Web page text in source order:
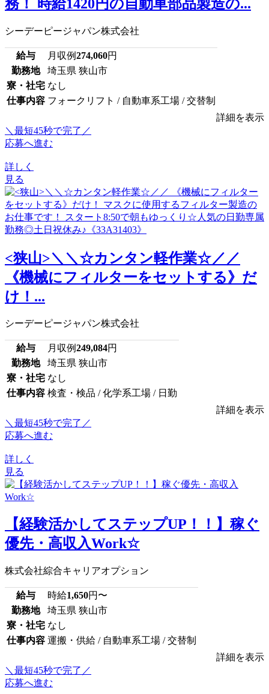
務！ 時給1420円の自動車部品製造の...
シーデーピージャパン株式会社
給与 月収例274,060円
勤務地
埼玉県 狭山市
寮・社宅 なし
仕事内容 フォークリフト / 自動車系工場 / 交替制
詳細を表示
＼最短45秒で完了／
応募へ進む
詳しく
見る
<狭山>＼＼☆カンタン軽作業☆／／
《機械にフィルターをセットする》だ
け！...
シーデーピージャパン株式会社
給与 月収例249,084円
勤務地
埼玉県 狭山市
寮・社宅 なし
仕事内容 検査・検品 / 化学系工場 / 日勤
詳細を表示
＼最短45秒で完了／
応募へ進む
詳しく
見る
【経験活かしてステップUP！！】稼ぐ
優先・高収入Work☆
株式会社綜合キャリアオプション
給与 時給1,650円〜
勤務地
埼玉県 狭山市
寮・社宅 なし
仕事内容 運搬・供給 / 自動車系工場 / 交替制
詳細を表示
＼最短45秒で完了／
応募へ進む